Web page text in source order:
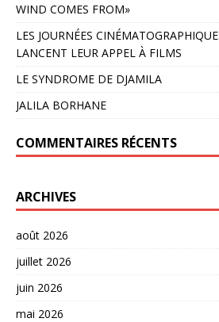
WIND COMES FROM»
LES JOURNÉES
LANCENT LEUR APPEL À FILMS
LE SYNDROME DE DJAMILA
JALILA BORHANE
COMMENTAIRES RÉCENTS
ARCHIVES
août 2026
juillet 2026
juin 2026
mai 2026